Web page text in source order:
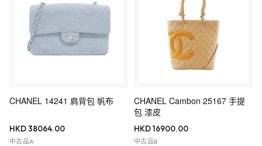
CHANEL 14241 肩背包 帆布
HKD 38064.00
中古品A
CHANEL Cambon 25167 手提
包 漆皮
HKD 16900.00
中古品B